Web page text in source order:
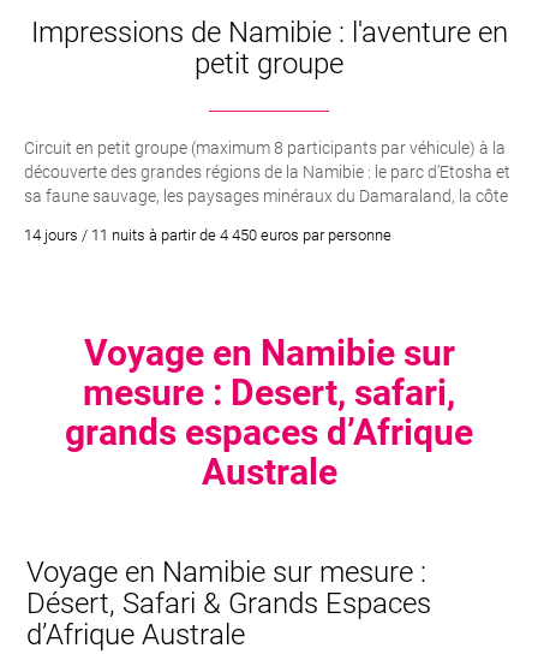
Impressions de Namibie : l'aventure en
petit groupe
Circuit en petit groupe (maximum 8 participants par véhicule) à la
découverte des grandes régions de la Namibie : le parc d’Etosha et
sa faune sauvage, les paysages minéraux du Damaraland, la côte
désert du Namib.
14 jours / 11 nuits à partir de 4 450 euros par personne
Voyage en Namibie sur
mesure : Desert, safari,
grands espaces d’Afrique
Australe
Voyage en Namibie sur mesure :
Désert, Safari & Grands Espaces
d’Afrique Australe